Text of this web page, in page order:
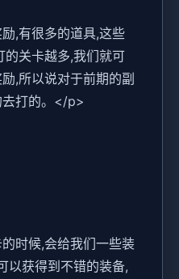
,有很多的道具,这些
的关卡越多,我们就可
,所以说对于前期的副
去打的。</p>
时候,会给我们一些装
以获得到不错的装备,